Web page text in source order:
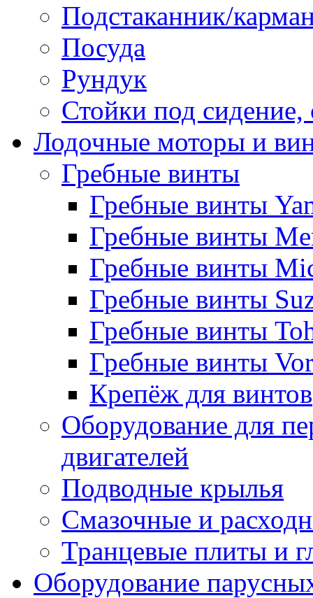
Подстаканник/
Посуда
Рундук
Стойки под
Лодочные моторы и
Гребные винты
Гребные винты
Гребные винты
Гребные винты
Гребные винты
Гребные винты
Гребные винты
Крепёж для винтов
Оборудование для
двигателей
Подводные крылья
Смазочные и
Транцевые плиты и
Оборудование